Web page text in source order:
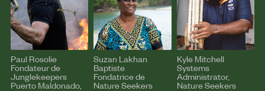
Paul Rosolie
Fondateur de
Junglekeepers
Puerto Maldonado,
Suzan Lakhan
Baptiste
Fondatrice de
Nature Seekers
Kyle Mitchell
Systems
Administrator,
Nature Seekers